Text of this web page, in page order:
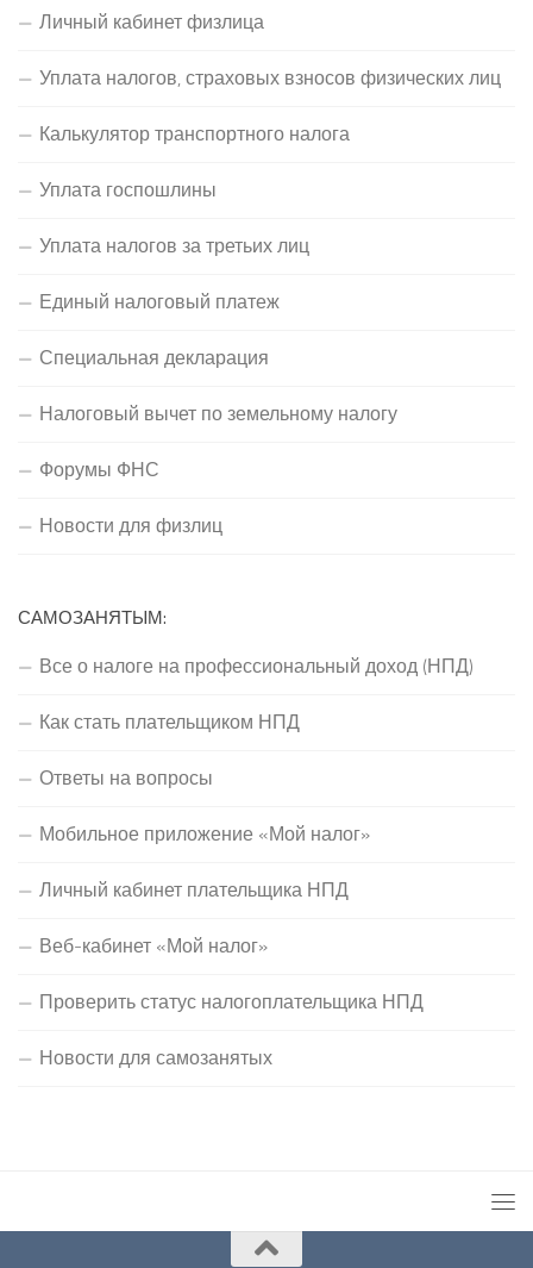
Личный кабинет физлица
Уплата налогов, страховых взносов физических лиц
Калькулятор транспортного налога
Уплата госпошлины
Уплата налогов за третьих лиц
Единый налоговый платеж
Специальная декларация
Налоговый вычет по земельному налогу
Форумы ФНС
Новости для физлиц
САМОЗАНЯТЫМ:
Все о налоге на профессиональный доход (НПД)
Как стать плательщиком НПД
Ответы на вопросы
Мобильное приложение «Мой налог»
Личный кабинет плательщика НПД
Веб-кабинет «Мой налог»
Проверить статус налогоплательщика НПД
Новости для самозанятых